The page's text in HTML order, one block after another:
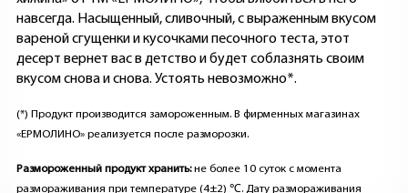
навсегда. Насыщенный, сливочный, с выраженным вкусом
вареной сгущенки и кусочками песочного теста, этот
десерт вернет вас в детство и будет соблазнять своим
вкусом снова и снова. Устоять невозможно*.
(*) Продукт производится замороженным. В фирменных магазинах
«ЕРМОЛИНО» реализуется после разморозки.
Размороженный продукт хранить:не более 10 суток с момента
размораживания при температуре (4±2) ℃. Дату размораживания